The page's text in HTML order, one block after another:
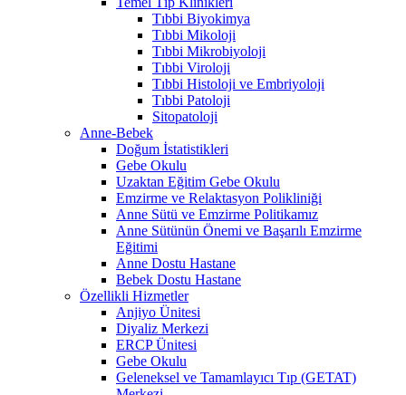
Tıbbi Biyokimya
Tıbbi Mikoloji
Tıbbi Mikrobiyoloji
Tıbbi Viroloji
Tıbbi Histoloji ve Embriyoloji
Tıbbi Patoloji
Sitopatoloji
Anne-Bebek
Doğum İstatistikleri
Gebe Okulu
Uzaktan Eğitim Gebe Okulu
Emzirme ve Relaktasyon Polikliniği
Anne Sütü ve Emzirme Politikamız
Anne Sütünün Önemi ve Başarılı Emzirme
Eğitimi
Anne Dostu Hastane
Bebek Dostu Hastane
Özellikli Hizmetler
Anjiyo Ünitesi
Diyaliz Merkezi
ERCP Ünitesi
Gebe Okulu
Geleneksel ve Tamamlayıcı Tıp (GETAT)